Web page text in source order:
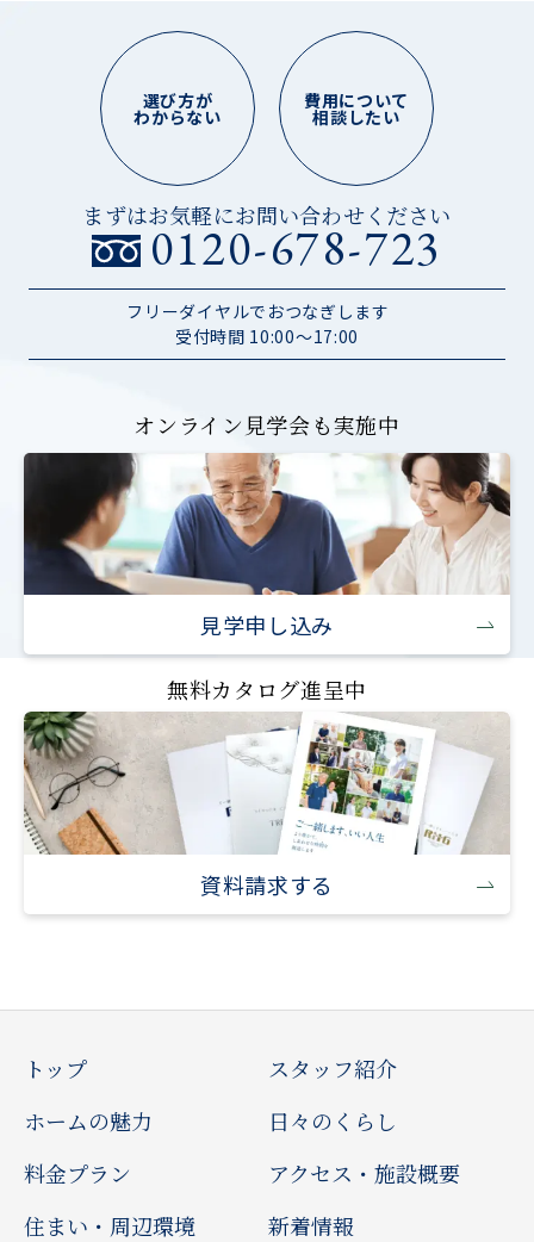
選び方が
わからない
まずはお気軽にお問い合わせください
0120-678-723
フリーダイヤルでおつなぎします
受付時間 10:00～17:00
費用について
相談したい
オンライン見学会も実施中
見学申し込み
無料カタログ進呈中
資料請求する
トップ
ホームの魅力
料金プラン
住まい・周辺環境
スタッフ紹介
日々のくらし
アクセス・施設概要
新着情報